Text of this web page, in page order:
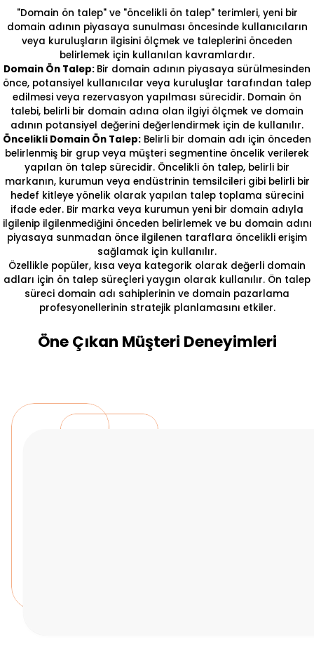
"Domain ön talep" ve "öncelikli ön talep" terimleri, yeni bir
domain adının piyasaya sunulması öncesinde kullanıcıların
veya kuruluşların ilgisini ölçmek ve taleplerini önceden
belirlemek için kullanılan kavramlardır.
Domain Ön Talep: Bir domain adının piyasaya sürülmesinden
önce, potansiyel kullanıcılar veya kuruluşlar tarafından talep
edilmesi veya rezervasyon yapılması sürecidir. Domain ön
talebi, belirli bir domain adına olan ilgiyi ölçmek ve domain
adının potansiyel değerini değerlendirmek için de kullanılır.
Öncelikli Domain Ön Talep: Belirli bir domain adı için önceden
belirlenmiş bir grup veya müşteri segmentine öncelik verilerek
yapılan ön talep sürecidir. Öncelikli ön talep, belirli bir
markanın, kurumun veya endüstrinin temsilcileri gibi belirli bir
hedef kitleye yönelik olarak yapılan talep toplama sürecini
ifade eder. Bir marka veya kurumun yeni bir domain adıyla
ilgilenip ilgilenmediğini önceden belirlemek ve bu domain adını
piyasaya sunmadan önce ilgilenen taraflara öncelikli erişim
sağlamak için kullanılır.
Özellikle popüler, kısa veya kategorik olarak değerli domain
adları için ön talep süreçleri yaygın olarak kullanılır. Ön talep
süreci domain adı sahiplerinin ve domain pazarlama
profesyonellerinin stratejik planlamasını etkiler.
Öne Çıkan Müşteri Deneyimleri